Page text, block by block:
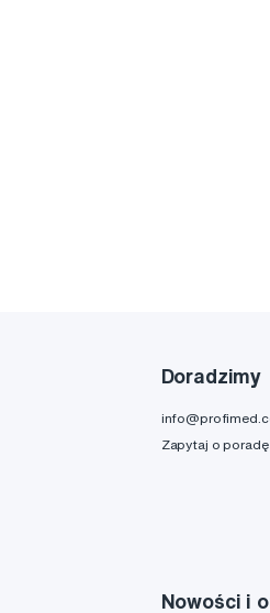
Doradzimy
Zapytaj o poradę
Nowości i